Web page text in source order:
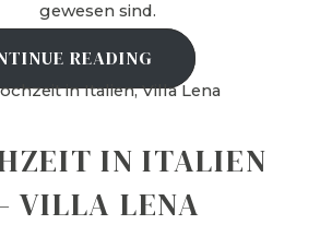
gewesen sind.
READING
IN ITALIEN
VILLA LENA